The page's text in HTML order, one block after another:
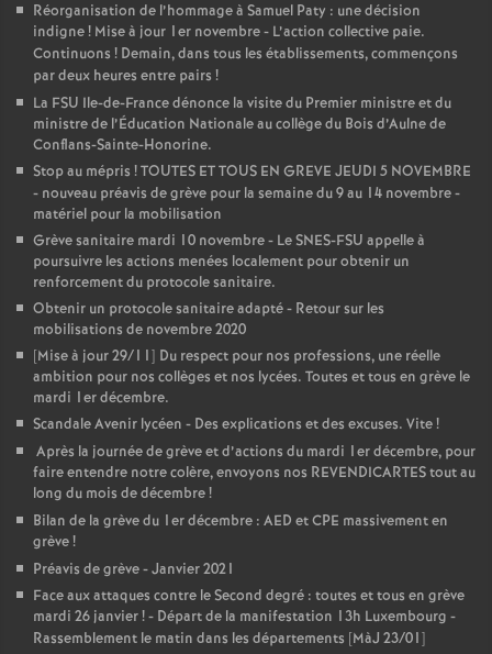
Réorganisation de l’hommage à Samuel Paty : une décision
indigne! Mise à jour 1er novembre - L’action collective paie.
Continuons ! Demain, dans tous les établissements, commençons
par deux heures entre pairs !
La FSU Ile-de-France dénonce la visite du Premier ministre et du
ministre de l’Éducation Nationale au collège du Bois d’Aulne de
Conflans-Sainte-Honorine.
Stop au mépris ! TOUTES ET TOUS EN GREVE JEUDI 5 NOVEMBRE
- nouveau préavis de grève pour la semaine du 9 au 14 novembre -
matériel pour la mobilisation
Grève sanitaire mardi 10 novembre - Le SNES-FSU appelle à
poursuivre les actions menées localement pour obtenir un
renforcement du protocole sanitaire.
Obtenir un protocole sanitaire adapté - Retour sur les
mobilisations de novembre 2020
[Mise à jour 29/11] Du respect pour nos professions, une réelle
ambition pour nos collèges et nos lycées. Toutes et tous en grève le
mardi 1er décembre.
Scandale Avenir lycéen - Des explications et des excuses. Vite!
Après la journée de grève et d’actions du mardi 1er décembre, pour
faire entendre notre colère, envoyons nos REVENDICARTES tout au
long du mois de décembre!
Bilan de la grève du 1er décembre : AED et CPE massivement en
grève!
Préavis de grève - Janvier 2021
Face aux attaques contre le Second degré : toutes et tous en grève
mardi 26 janvier! - Départ de la manifestation 13h Luxembourg -
Rassemblement le matin dans les départements [MàJ 23/01]